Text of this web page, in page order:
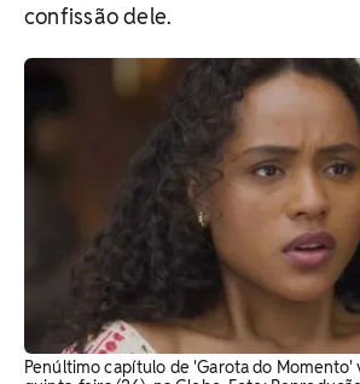
confissão dele.
Penúltimo capítulo de 'Garota do Momento'